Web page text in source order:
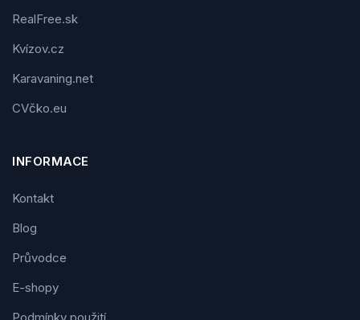
RealFree.sk
Kvízov.cz
Karavaning.net
CVčko.eu
INFORMACE
Kontakt
Blog
Průvodce
E-shopy